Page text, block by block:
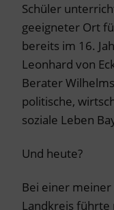
Schüler
geeigneter Ort
bereits im 16.
Leonhard von
Berater
politische,
soziale Leben
Und heute?
Bei einer
Landkreis führte